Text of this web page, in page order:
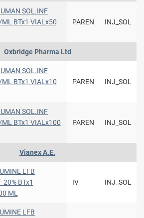
SOL.INF
BTx1 VIALx50
PAREN INJ_SOL
Oxbridge Pharma Ltd
SOL.INF
BTx1 VIALx10
PAREN INJ_SOL
SOL.INF
BTx1 VIALx100
PAREN INJ_SOL
Vianex A.E.
LFB
20% BTx1
ML
IV INJ_SOL
LFB